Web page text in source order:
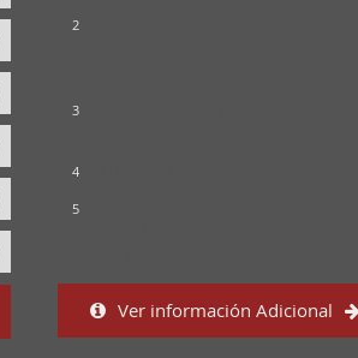
2
3
4
5
Ver información Adicional